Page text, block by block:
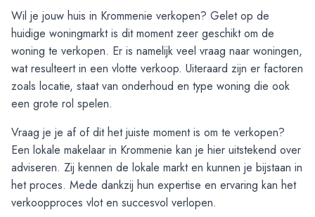
Wil je jouw huis in Krommenie verkopen? Gelet op de
huidige woningmarkt is dit moment zeer geschikt om de
woning te verkopen. Er is namelijk veel vraag naar woningen,
wat resulteert in een vlotte verkoop. Uiteraard zijn er factoren
zoals locatie, staat van onderhoud en type woning die ook
een grote rol spelen.
Vraag je je af of dit het juiste moment is om te verkopen?
Een lokale makelaar in Krommenie kan je hier uitstekend over
adviseren. Zij kennen de lokale markt en kunnen je bijstaan in
het proces. Mede dankzij hun expertise en ervaring kan het
verkoopproces vlot en succesvol verlopen.